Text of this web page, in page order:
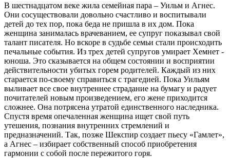
В шестнадцатом веке жила семейная пара – Уильм и Агнес.
Они сосуществовали довольно счастливо и воспитывали
детей до тех пор, пока беда не пришла в их дом. Пока
женщина занималась врачеванием, ее супруг показывал свой
талант писателя. Но вскоре в судьбе семьи стали происходить
печальные события. Из трех детей супругов умирает Хемнет -
юноша. Это сказывается на общем состоянии и восприятии
действительности убитых горем родителей. Каждый из них
старается по-своему справиться с трагедией. Пока Уильям
выливает все свое внутреннее страдание на бумагу и радует
почитателей новым произведением, его жене приходится
сложнее. Она потрясена утратой единственного наследника.
Спустя время опечаленная женщина ищет свой путь
утешения, познания внутренних стремлений и
предназначений. Так, позже Шекспир создает пьесу «Гамлет»,
а Агнес – избирает собственный способ приобретения
гармонии с собой после пережитого горя.